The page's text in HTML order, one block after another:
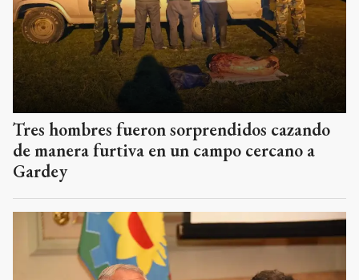
Tres hombres fueron sorprendidos cazando
de manera furtiva en un campo cercano a
Gardey